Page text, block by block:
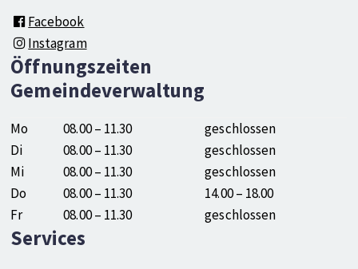
Facebook
Instagram
Öffnungszeiten
Gemeindeverwaltung
Mo 08.00 – 11.30
geschlossen
Di
08.00 – 11.30
geschlossen
Mi
08.00 – 11.30
geschlossen
Do
08.00 – 11.30
14.00 – 18.00
Fr
08.00 – 11.30 geschlossen
Services